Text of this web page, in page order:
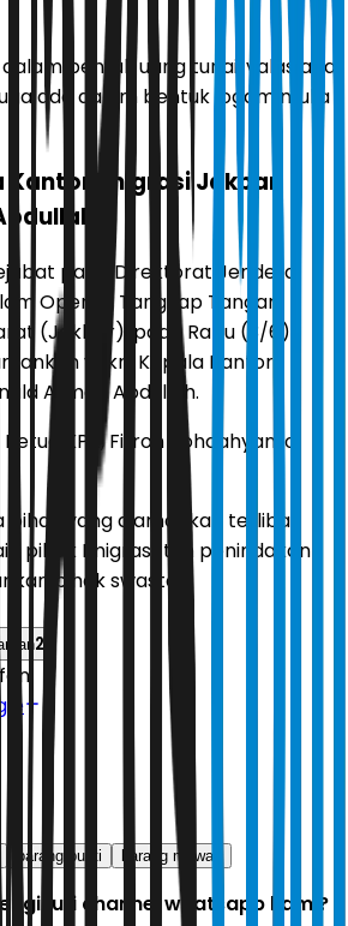
bentuk uang tunai, valas ada
ada dalam bentuk logam mulia
Kantor Imigrasi Jakbar
pada Direktorat Jenderal
Operasi Tangkap Tangan
(Jakbar), pada Rabu (3/6).
yakni Kepala Kantor
Arman Abdullah.
KPK, Fitroh Rohcahyanto,
pihak yang diamankan terlibat
pihak Imigrasi, tim penindakan
pihak swasta.
2
barang bukti barang mewah
channel whatsapp kami?